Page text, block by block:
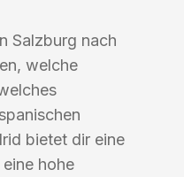
Salzburg nach
welche
bietet dir eine
hohe